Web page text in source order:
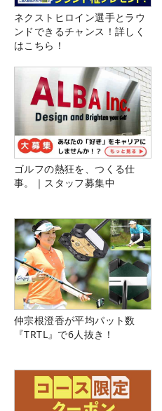
ネクストヒロイン選手とラウ
ンドできるチャンス！詳しく
はこちら！
ゴルフの熱狂を、つくる仕
事。｜スタッフ募集中
仲宗根澄香が平均パット数
『TRTL』で6人抜き！